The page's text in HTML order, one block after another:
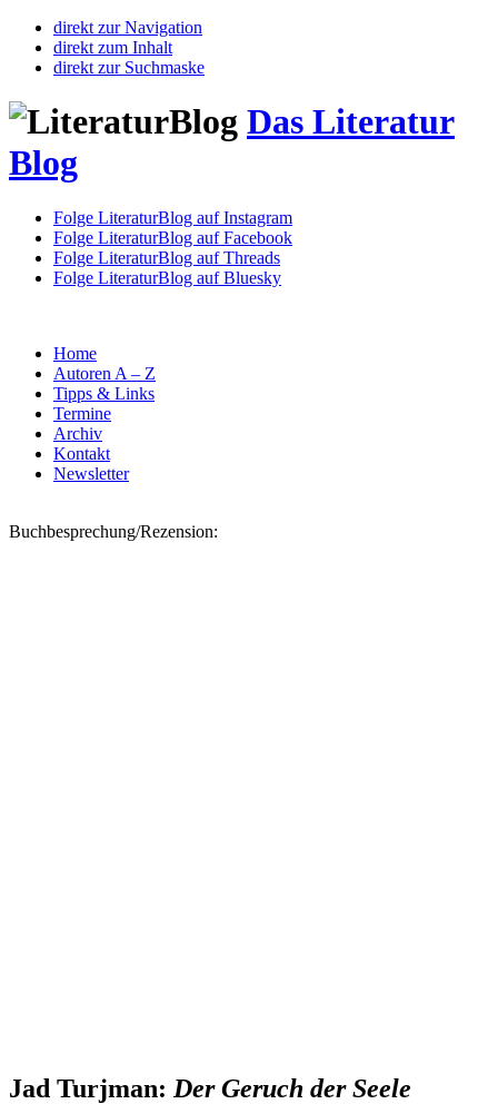
direkt zur Navigation
direkt zum Inhalt
direkt zur Suchmaske
Das Literatur
Blog
Folge LiteraturBlog auf Instagram
Folge LiteraturBlog auf Facebook
Folge LiteraturBlog auf Threads
Folge LiteraturBlog auf Bluesky
Home
Autoren A – Z
Tipps & Links
Termine
Archiv
Kontakt
Newsletter
Buchbesprechung/Rezension:
Jad Turjman: Der Geruch der Seele